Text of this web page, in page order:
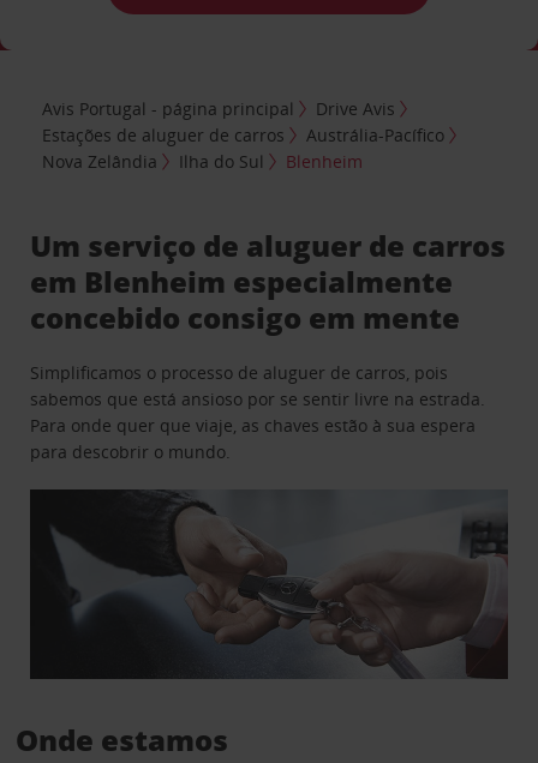
Avis Portugal - página principal
Drive Avis
Estações de aluguer de carros
Austrália-Pacífico
Nova Zelândia
Ilha do Sul Blenheim
Um serviço de aluguer de carros
em Blenheim especialmente
concebido consigo em mente
Simplificamos o processo de aluguer de carros, pois
sabemos que está ansioso por se sentir livre na estrada.
Para onde quer que viaje, as chaves estão à sua espera
para descobrir o mundo.
Onde estamos